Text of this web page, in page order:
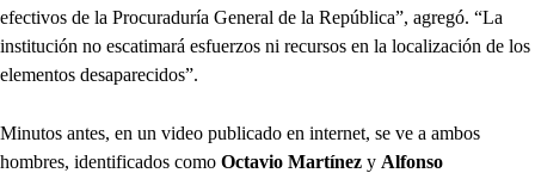
efectivos de la Procuraduría General de la República”, agregó. “La
institución no escatimará esfuerzos ni recursos en la localización de los
elementos desaparecidos”.
Minutos antes, en un video publicado en internet, se ve a ambos
hombres, identificados como Octavio Martínez y Alfonso